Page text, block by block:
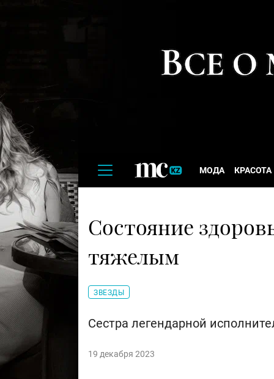
МОДА КРАСОТА
Состояние
тяжелым
ЗВЕЗДЫ
Сестра легендарной
19 декабря 2023